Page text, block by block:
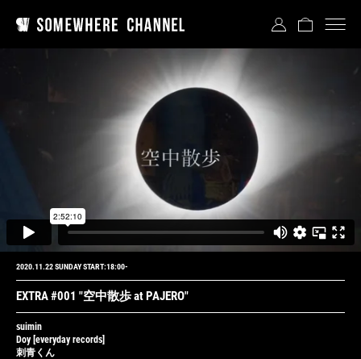
EXTRA #001 "空中散歩 at PAJERO"
2020.11.22 SUNDAY START:18:00-
suimin
Doy[everyday records]
刺青くん